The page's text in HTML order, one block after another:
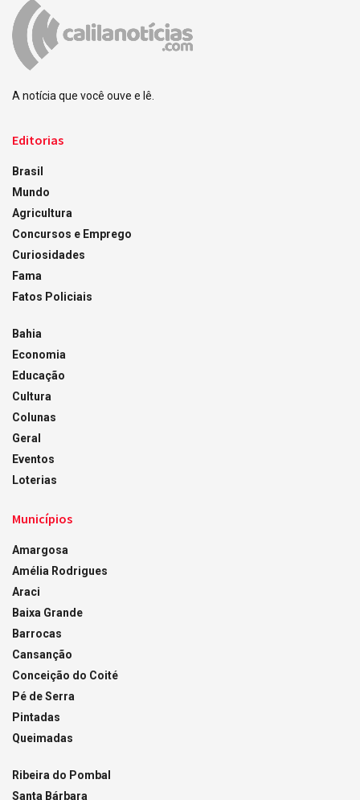
A notícia que você ouve e lê.
Editorias
Brasil
Mundo
Agricultura
Concursos e Emprego
Curiosidades
Fama
Fatos Policiais
Bahia
Economia
Educação
Cultura
Colunas
Geral
Eventos
Loterias
Municípios
Amargosa
Amélia Rodrigues
Araci
Baixa Grande
Barrocas
Cansanção
Conceição do Coité
Pé de Serra
Pintadas
Queimadas
Ribeira do Pombal
Santa Bárbara